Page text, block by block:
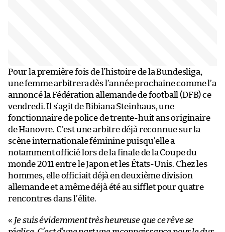
Pour la première fois de l’histoire de la Bundesliga,
une femme arbitrera dès l’année prochaine comme l’a
annoncé la Fédération allemande de football (DFB) ce
vendredi. Il s’agit de Bibiana Steinhaus, une
fonctionnaire de police de trente-huit ans originaire
de Hanovre. C’est une arbitre déjà reconnue sur la
scène internationale féminine puisqu’elle a
notamment officié lors de la finale de la Coupe du
monde 2011 entre le Japon et les États-Unis. Chez les
hommes, elle officiait déjà en deuxième division
allemande et a même déjà été au sifflet pour quatre
rencontres dans l’élite.
« Je suis évidemment très heureuse que ce rêve se